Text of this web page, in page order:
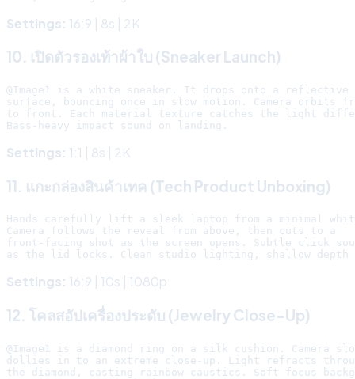
Settings: 16:9 | 8s | 2K
10. เปิดตัวรองเท้าผ้าใบ (Sneaker Launch)
@Image1 is a white sneaker. It drops onto a reflective
surface, bouncing once in slow motion. Camera orbits
to front. Each material texture catches the light
Settings: 1:1 | 8s | 2K
11. แกะกล่องสินค้าเทค (Tech Product Unboxing)
Hands carefully lift a sleek laptop from a minimal
Camera follows the reveal from above, then cuts to a
front-facing shot as the screen opens. Subtle click
Settings: 16:9 | 10s | 1080p
12. โคลสอัปเครื่องประดับ (Jewelry Close-Up)
@Image1 is a diamond ring on a silk cushion. Camera
dollies in to an extreme close-up. Light refracts
the diamond, casting rainbow caustics. Soft focus